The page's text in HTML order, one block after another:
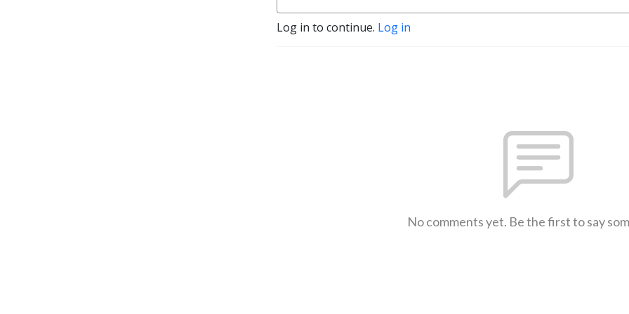
Log in to continue. Log in
No comments yet. Be the first to say